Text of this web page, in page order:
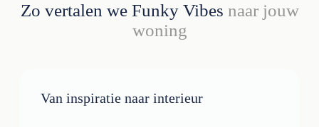
Zo vertalen we Funky Vibes naar jouw
woning
Van inspiratie naar interieur